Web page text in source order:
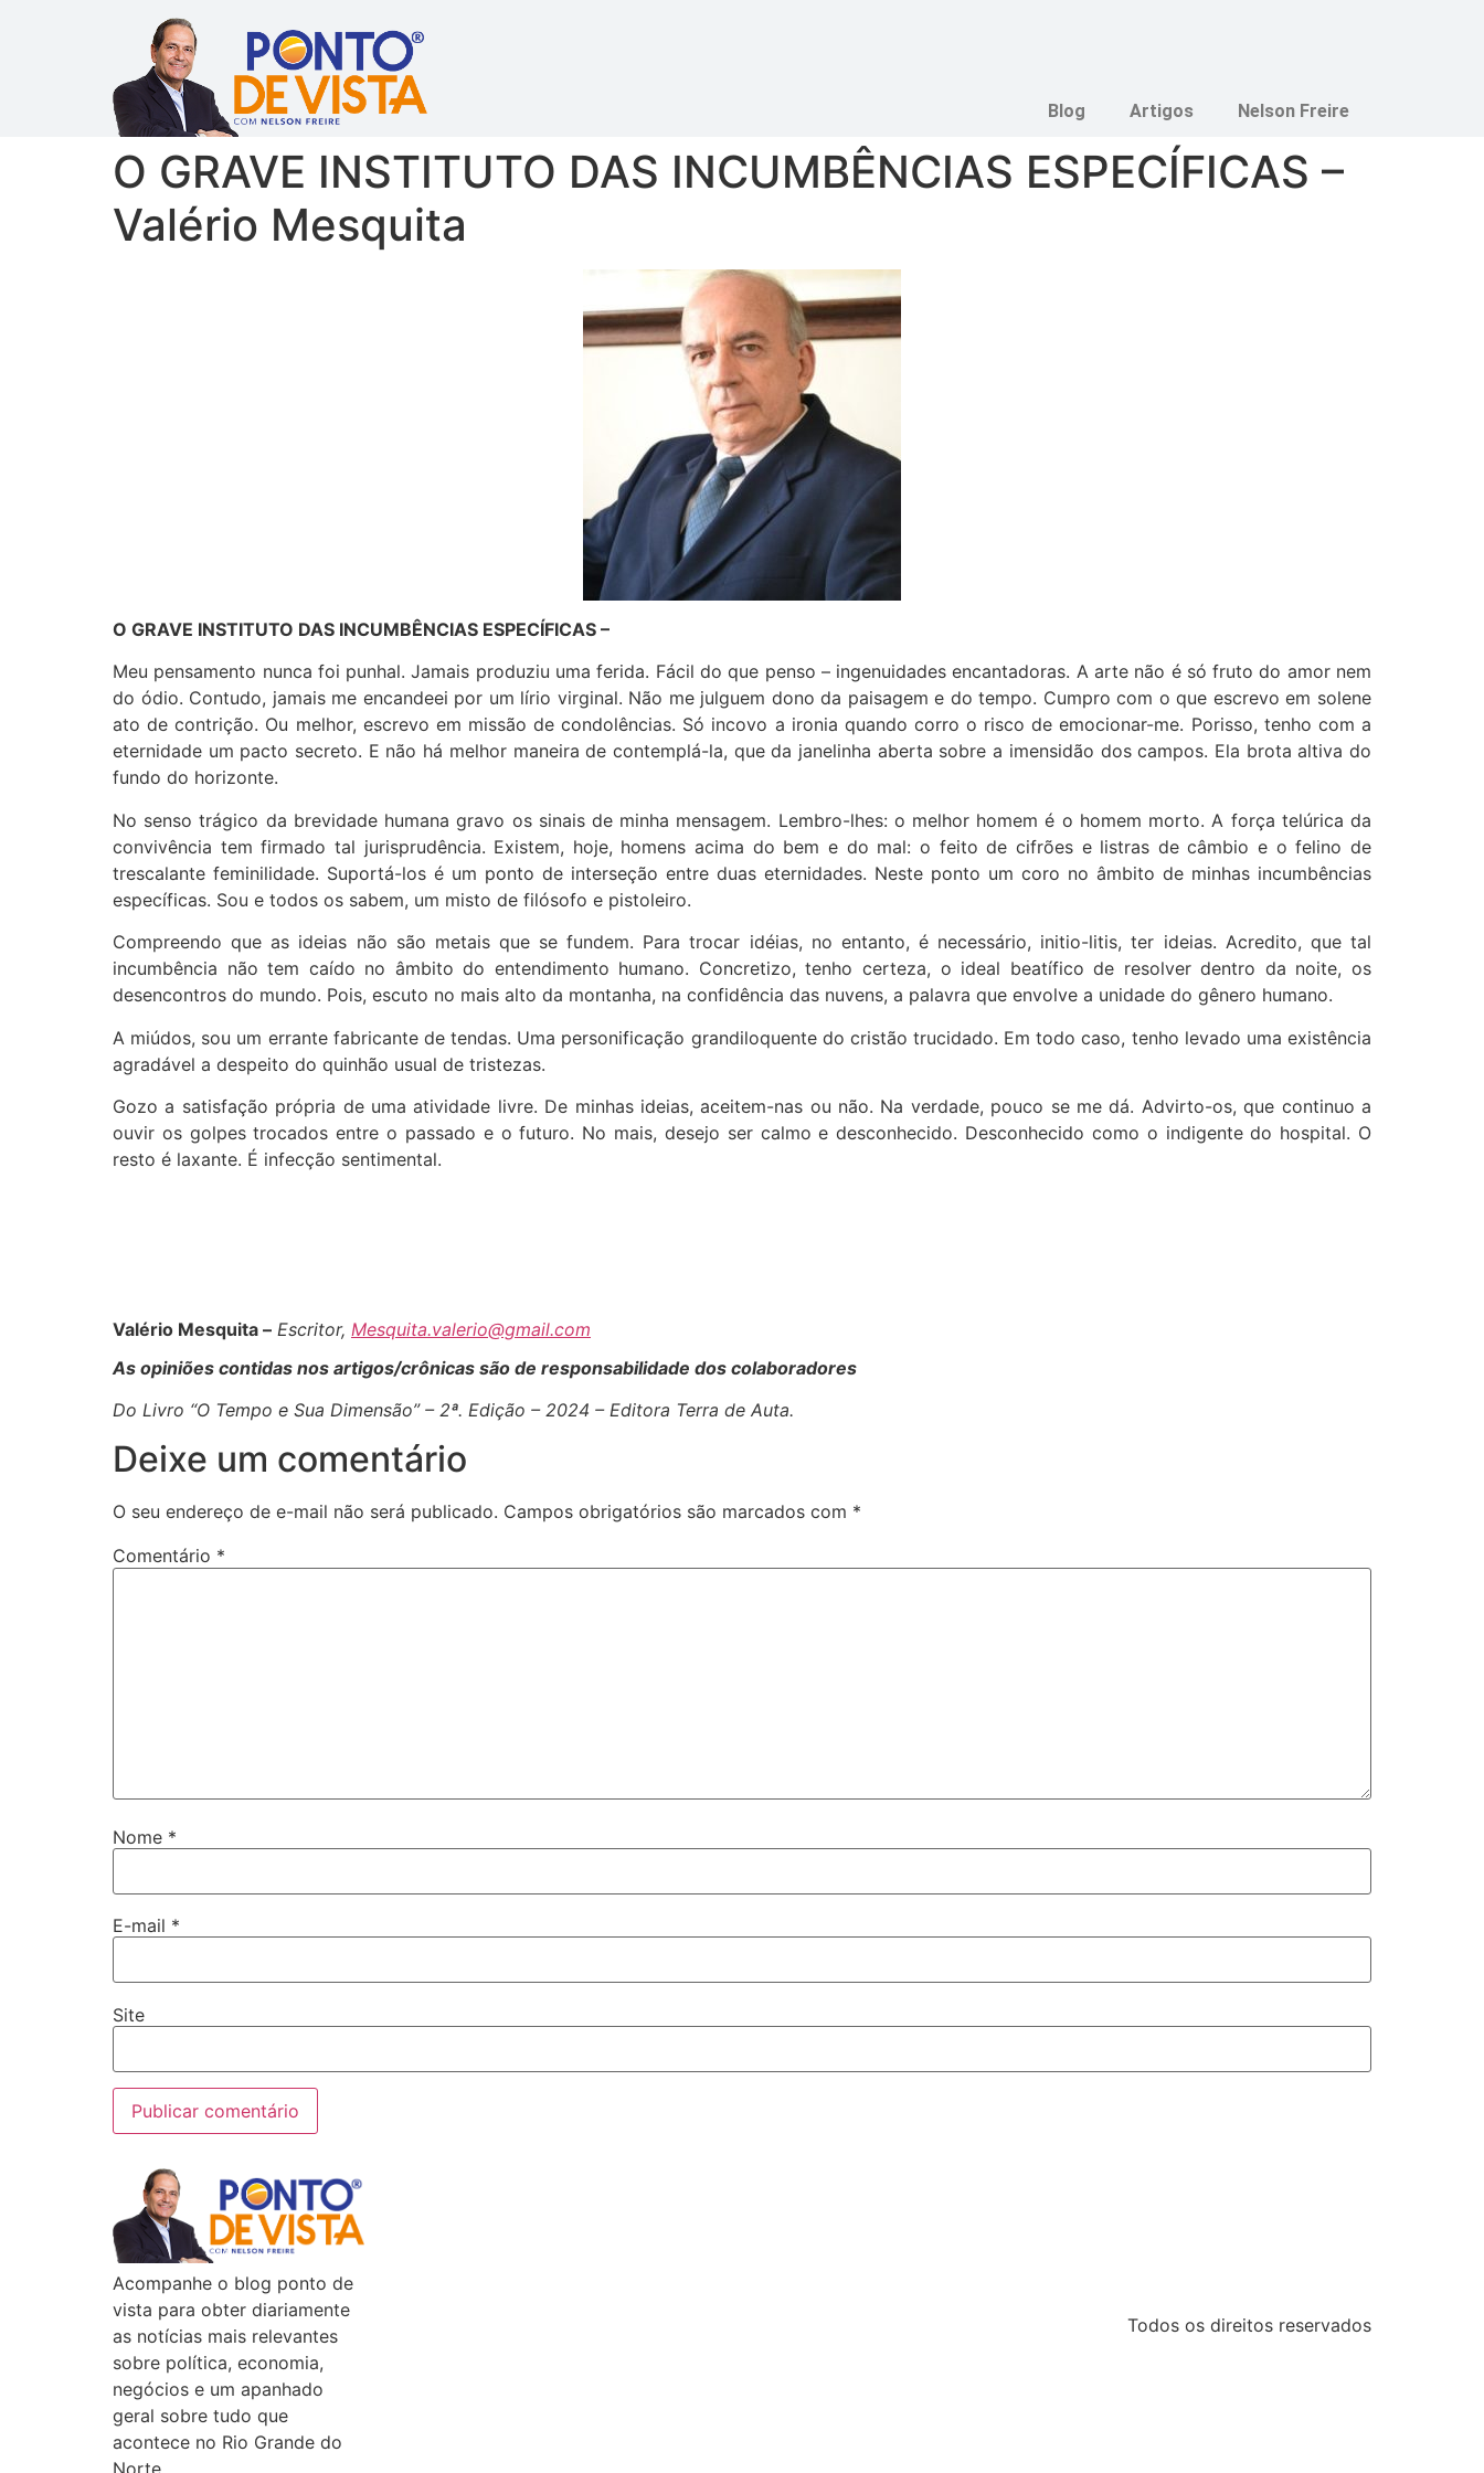
Blog Artigos Nelson Freire
O GRAVE INSTITUTO DAS INCUMBÊNCIAS ESPECÍFICAS –
Valério Mesquita
O GRAVE INSTITUTO DAS INCUMBÊNCIAS ESPECÍFICAS –
Meu pensamento nunca foi punhal. Jamais produziu uma ferida. Fácil do que penso – ingenuidades encantadoras. A arte não é só fruto do amor nem
do ódio. Contudo, jamais me encandeei por um lírio virginal. Não me julguem dono da paisagem e do tempo. Cumpro com o que escrevo em solene
ato de contrição. Ou melhor, escrevo em missão de condolências. Só incovo a ironia quando corro o risco de emocionar-me. Porisso, tenho com a
eternidade um pacto secreto. E não há melhor maneira de contemplá-la, que da janelinha aberta sobre a imensidão dos campos. Ela brota altiva do
fundo do horizonte.
No senso trágico da brevidade humana gravo os sinais de minha mensagem. Lembro-lhes: o melhor homem é o homem morto. A força telúrica da
convivência tem firmado tal jurisprudência. Existem, hoje, homens acima do bem e do mal: o feito de cifrões e listras de câmbio e o felino de
trescalante feminilidade. Suportá-los é um ponto de interseção entre duas eternidades. Neste ponto um coro no âmbito de minhas incumbências
específicas. Sou e todos os sabem, um misto de filósofo e pistoleiro.
Compreendo que as ideias não são metais que se fundem. Para trocar idéias, no entanto, é necessário, initio-litis, ter ideias. Acredito, que tal
incumbência não tem caído no âmbito do entendimento humano. Concretizo, tenho certeza, o ideal beatífico de resolver dentro da noite, os
desencontros do mundo. Pois, escuto no mais alto da montanha, na confidência das nuvens, a palavra que envolve a unidade do gênero humano.
A miúdos, sou um errante fabricante de tendas. Uma personificação grandiloquente do cristão trucidado. Em todo caso, tenho levado uma existência
agradável a despeito do quinhão usual de tristezas.
Gozo a satisfação própria de uma atividade livre. De minhas ideias, aceitem-nas ou não. Na verdade, pouco se me dá. Advirto-os, que continuo a
ouvir os golpes trocados entre o passado e o futuro. No mais, desejo ser calmo e desconhecido. Desconhecido como o indigente do hospital. O
resto é laxante. É infecção sentimental.
Valério Mesquita – Escritor, Mesquita.valerio@gmail.com
As opiniões contidas nos artigos/crônicas são de responsabilidade dos colaboradores
Do Livro “O Tempo e Sua Dimensão” – 2ª. Edição – 2024 – Editora Terra de Auta.
Deixe um comentário
O seu endereço de e-mail não será publicado. Campos obrigatórios são marcados com *
Comentário *
Nome *
E-mail *
Site
Acompanhe o blog ponto de
vista para obter diariamente
as notícias mais relevantes
sobre política, economia,
negócios e um apanhado
geral sobre tudo que
acontece no Rio Grande do
Norte.
Todos os direitos reservados